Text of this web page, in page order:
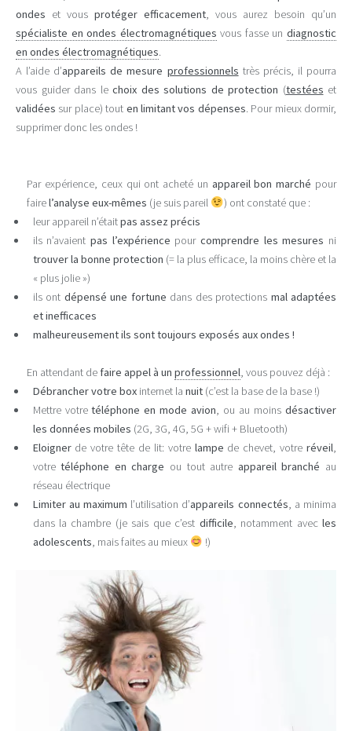
ondes et vous protéger efficacement, vous aurez besoin qu’un
spécialiste en ondes électromagnétiques vous fasse undiagnostic
en ondes électromagnétiques.
A l’aide d’appareils de mesure professionnels très précis, il pourra
vous guider dans le choix des solutions de protection (testées et
validées sur place) tout en limitant vos dépenses. Pour mieux dormir,
supprimer donc les ondes !
Par expérience, ceux qui ont acheté un appareil bon marché pour
fairel’analyse eux-mêmes (je suis pareil
) ont constaté que :
leur appareil n’étaitpas assez précis
ils n’avaient pas l’expérience pour comprendre les mesures ni
trouver la bonne protection (= la plus efficace, la moins chère et la
« plus jolie »)
ils ont dépensé une fortune dans des protections mal adaptées
et inefficaces
malheureusement ils sont toujours exposés aux ondes !
En attendant de faire appel à unprofessionnel, vous pouvez déjà :
Débrancher votre boxinternet la nuit(c’est la base de la base !)
Mettre votretéléphone en mode avion, ou au moinsdésactiver
les données mobiles (2G, 3G, 4G, 5G + wifi + Bluetooth)
Eloignerde votre tête de lit: votre lampe de chevet, votreréveil,
votretéléphone en charge ou tout autre appareil branché au
réseau électrique
Limiter au maximum l’utilisation d’appareils connectés, a minima
dans la chambre (je sais que c’est difficile, notamment avecles
adolescents, mais faites au mieux !)